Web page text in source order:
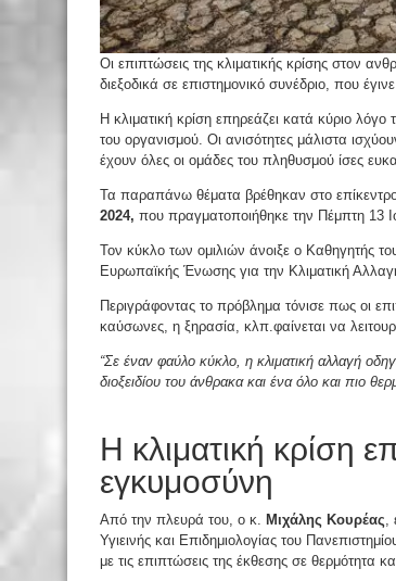
Οι επιπτώσεις της κλιματικής κρίσης στον
διεξοδικά σε επιστημονικό συνέδριο, που
Η κλιματική κρίση επηρεάζει κατά κύριο
του οργανισμού. Οι ανισότητες μάλιστα
έχουν όλες οι ομάδες του πληθυσμού ίσες
Τα παραπάνω θέματα βρέθηκαν στο επίκεντρο
2024, που πραγματοποιήθηκε την Πέμπτη 13
Τον κύκλο των ομιλιών άνοιξε ο Καθηγητής
Ευρωπαϊκής Ένωσης για την Κλιματική
Περιγράφοντας το πρόβλημα τόνισε πως οι
καύσωνες, η ξηρασία, κλπ.φαίνεται να
“Σε έναν φαύλο κύκλο, η κλιματική αλλαγή
διοξειδίου του άνθρακα και ένα όλο και πιο
Η κλιματική κρίση
εγκυμοσύνη
Από την πλευρά του, ο κ. Μιχάλης Κουρέας,
Υγιεινής και Επιδημιολογίας του
με τις επιπτώσεις της έκθεσης σε θερμότητα